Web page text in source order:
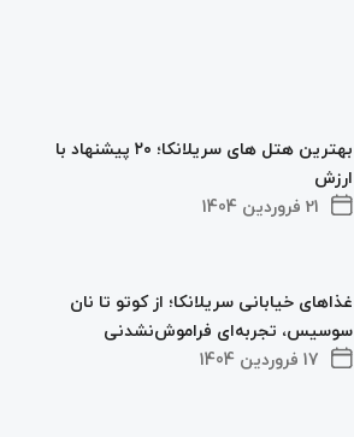
21 فروردین 1404
بهترین هتل های سریلانکا؛ ۲۰ پیشنهاد با
ارزش
17 فروردین 1404
غذاهای خیابانی سریلانکا؛ از کوتو تا نان
سوسیس، تجربه‌ای فراموش‌نشدنی